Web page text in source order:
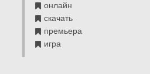
онлайн
скачать
премьера
игра